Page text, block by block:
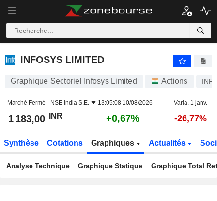
INFOSYS LIMITED
INFOSYS LIMITED
Graphique Sectoriel Infosys Limited Actions
Marché Fermé - NSE India S.E. 13:05:08 10/08/2026 Varia. 1 janv.
1 183,00 INR +0,67% -26,77%
Synthèse Cotations Graphiques Actualités
Analyse Technique Graphique Statique Graphique Total